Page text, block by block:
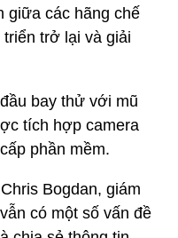
giữa các hãng chế
trở lại và giải
bay thử với mũ
tích hợp camera
phần mềm.
Bogdan, giám
có một số vấn đề